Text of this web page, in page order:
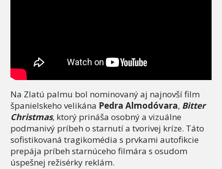
Na Zlatú palmu bol nominovaný aj najnovší film
španielskeho velikána Pedra Almodóvara, Bitter
Christmas, ktorý prináša osobný a vizuálne
podmanivý príbeh o starnutí a tvorivej kríze. Táto
sofistikovaná tragikomédia s prvkami autofikcie
prepája príbeh starnúceho filmára s osudom
úspešnej režisérky reklám.